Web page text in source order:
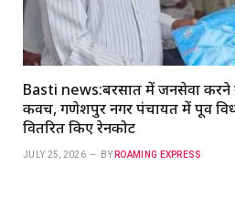
Basti news:बरसात में जनसेवा करने
कवच, गणेशपुर नगर पंचायत में पूर्व
वितरित किए रेनकोट
JULY 25, 2026 BY ROAMING EXPRESS